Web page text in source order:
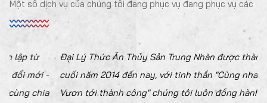
Một số dịch vụ của chúng tôi đang phục vụ đang phục vụ các
Đại Lý Thức Ăn Thủy Sản Trung Nhàn được thành lập từ
cuối năm 2014 đến nay, với tinh thần "Cùng nhau đổi mới -
Vươn tới thành công" chúng tôi luôn đồng hành cùng chia